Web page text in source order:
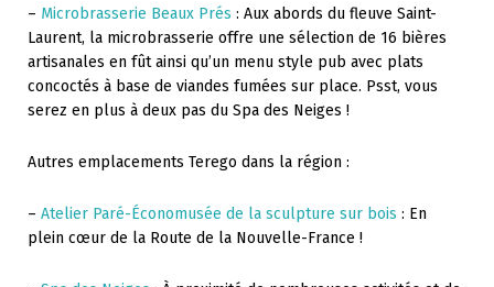
– Microbrasserie Beaux Prés : Aux abords du fleuve Saint-
Laurent, la microbrasserie offre une sélection de 16 bières
artisanales en fût ainsi qu’un menu style pub avec plats
concoctés à base de viandes fumées sur place. Psst, vous
serez en plus à deux pas du Spa des Neiges !
Autres emplacements Terego dans la région :
– Atelier Paré-Économusée de la sculpture sur bois : En
plein cœur de la Route de la Nouvelle-France !